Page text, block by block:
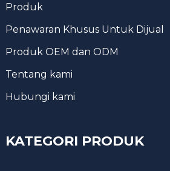
Produk
Penawaran Khusus Untuk Dijual
Produk OEM dan ODM
Tentang kami
Hubungi kami
KATEGORI PRODUK